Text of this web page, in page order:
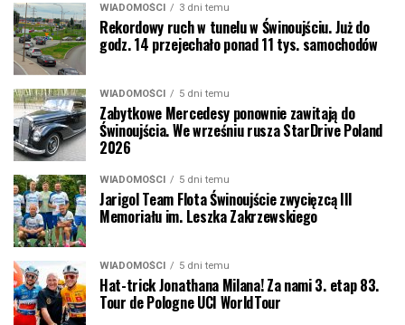
WIADOMOŚCI 3 dni temu
Rekordowy ruch w tunelu w Świnoujściu. Już do
godz. 14 przejechało ponad 11 tys. samochodów
WIADOMOŚCI 5 dni temu
Zabytkowe Mercedesy ponownie zawitają do
Świnoujścia. We wrześniu rusza StarDrive Poland
2026
WIADOMOŚCI 5 dni temu
Jarigol Team Flota Świnoujście zwycięzcą III
Memoriału im. Leszka Zakrzewskiego
WIADOMOŚCI 5 dni temu
Hat-trick Jonathana Milana! Za nami 3. etap 83.
Tour de Pologne UCI WorldTour